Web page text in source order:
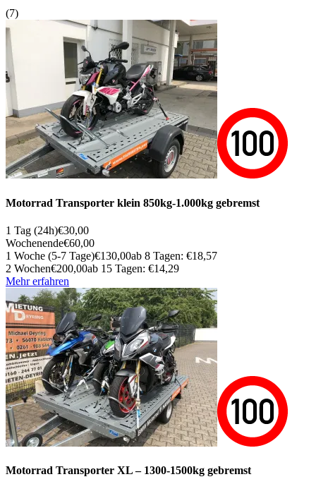
(7)
Motorrad Trans­por­ter klein 850kg-1.000kg gebremst
1 Tag (24h)€30,00
Wochenende€60,00
1 Woche (5-7 Tage)€130,00ab 8 Tagen: €18,57
2 Wochen€200,00ab 15 Tagen: €14,29
Mehr erfahren
Motorrad Trans­porter XL – 1300-1500kg gebremst